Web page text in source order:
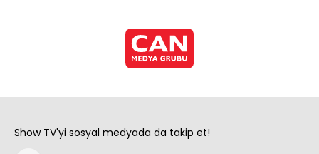
Show TV'yi sosyal medyada da takip et!